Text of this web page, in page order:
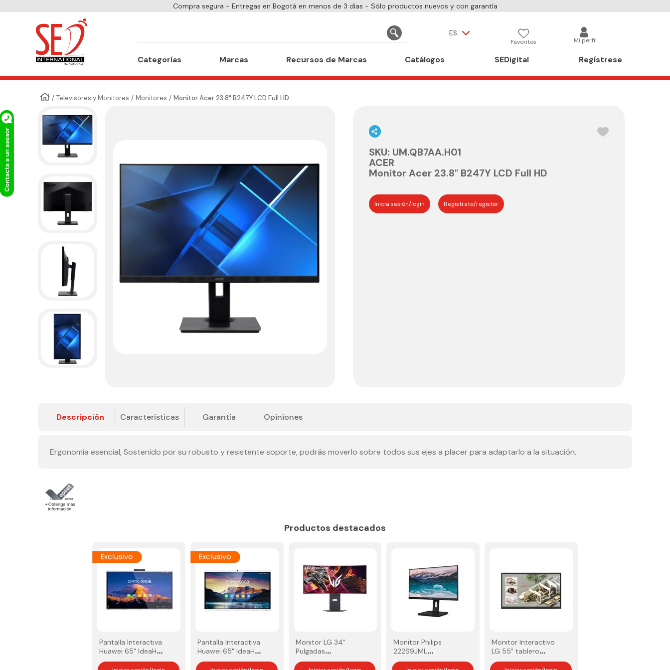
Compra segura - Entregas en Bogotá en menos de 3 días - Sólo productos nuevos y con garantía
ES
Favoritos Mi perfil
Categorías Marcas Recursos de Marcas Catálogos SEDigital Regístrese
Televisores y Monitores Monitores Monitor Acer 23.8" B247Y LCD Full HD
SKU: UM.QB7AA.H01
ACER
Monitor Acer 23.8" B247Y LCD Full HD
Inicia sesión/login Registrate/register
Descripción Características Garantía Opiniones
Ergonomía esencial, Sostenido por su robusto y resistente soporte, podrás moverlo sobre todos sus ejes a placer para adaptarlo a la situación.
Productos destacados
Pantalla Interactiva
Huawei 65" IdeaHub
S3
Pantalla Interactiva
Huawei 65" IdeaHub
B3
Monitor LG 34"
Pulgadas
34GX900A‑B
Monitor Philips
222S9JML
altavoces y base
Monitor Interactivo
LG 55" tablero
industrial